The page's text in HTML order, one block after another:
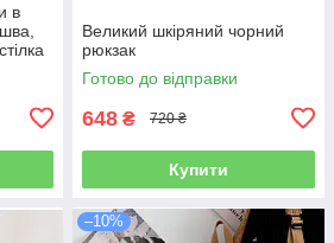
в
Великий шкіряний чорний
рюкзак
Готово до відправки
648 ₴ 720 ₴
Купити
–10%